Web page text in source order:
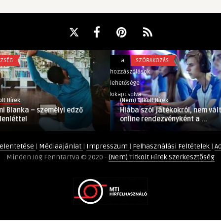
edző
Hiába
szól
játékokról,
nem
a
Gamescom
a
hozzászólások
lehetősége
kikapcsolva
SZÓRAKOZÁS
(Nem) Titkolt Hírek
Hiába szól játékokról, nem vált be
online rendezvényként a ...
| Médiaajánlat | Impresszum | Felhasználási Feltételek |
Minden Jog Fenntartva © 2020 - (Nem) Titkolt Hírek Szerkesztőség